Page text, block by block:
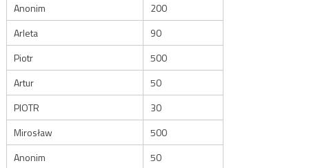
Anonim
200
Arleta
90
Piotr
500
Artur
50
PIOTR
30
Mirosław
500
Anonim
50